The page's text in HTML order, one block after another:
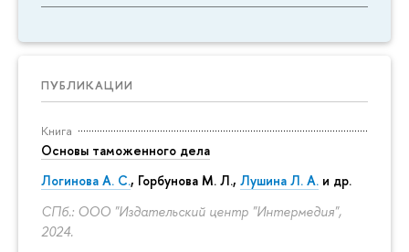
ПУБЛИКАЦИИ
Книга
Основы таможенного дела
Логинова А. С., Горбунова М. Л., Лушина Л. А. и др.
СПб.: ООО "Издательский центр "Интермедия",
2024.